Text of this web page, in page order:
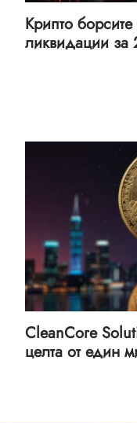
Крипто
ликвидации
CleanCore
целта от един